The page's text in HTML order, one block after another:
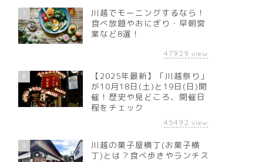
7
川越でモーニングするなら！
食べ放題やおにぎり・早朝営
業など8選！
47929 view
8
【2025年最新】「川越祭り」
が10月18日(土)と19日(日)開
催！歴史や見どころ、開催日
程をチェック
45492 view
9
川越の菓子屋横丁(お菓子横
丁)とは？食べ歩きやランチス